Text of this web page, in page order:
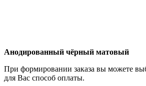
Анодированный чёрный матовый
При формировании заказа вы можете
для Вас способ оплаты.